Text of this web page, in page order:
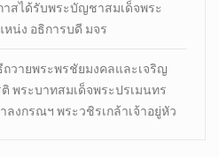
าสได้รับพระบัญชาสมเด็จพระ
น่ง อธิการบดี มจร
วายพระพรชัยมงคลและเจริญ
พระบาทสมเด็จพระปรเมนทร
งกรณฯ พระวชิรเกล้าเจ้าอยู่หัว